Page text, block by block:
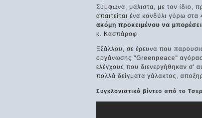
Σύμφωνα, μάλιστα, με τον ίδιο,
απαιτείται ένα κονδύλι γύρω
ακόμη προκειμένου να
κ. Κασπάροφ.
Εξάλλου, σε έρευνα που
οργάνωσης "Greenpeace"
ελέγχους που διενεργήθηκαν σ'
πολλά δείγματα γάλακτος,
Συγκλονιστικό βίντεο από το